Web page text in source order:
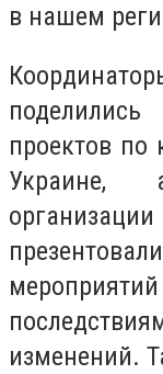
в нашем
проектов по
Украине,
изменений.